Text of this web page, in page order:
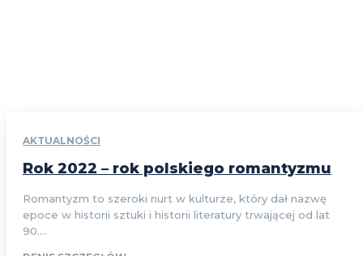
AKTUALNOŚCI
Rok 2022 – rok polskiego romantyzmu
Romantyzm to szeroki nurt w kulturze, który dał nazwę
epoce w historii sztuki i historii literatury trwającej od lat
90....